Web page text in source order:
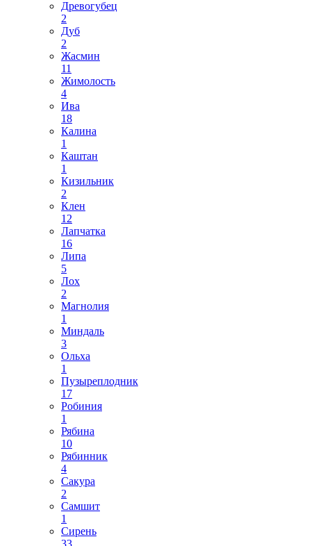
Древогубец
2
Дуб
2
Жасмин
11
Жимолость
4
Ива
18
Калина
1
Каштан
1
Кизильник
2
Клен
12
Лапчатка
16
Липа
5
Лох
2
Магнолия
1
Миндаль
3
Ольха
1
Пузыреплодник
17
Робиния
1
Рябина
10
Рябинник
4
Сакура
2
Самшит
1
Сирень
33